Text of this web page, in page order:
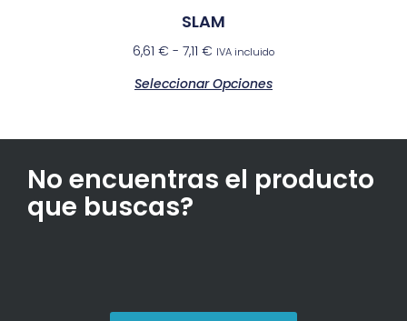
SLAM
6,61 € - 7,11 € IVA incluido
Seleccionar Opciones
No encuentras el producto
que buscas?